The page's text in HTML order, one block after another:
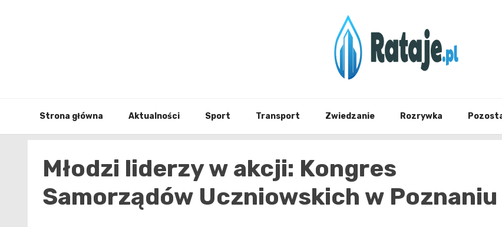
Strona główna Aktualności Sport Transport Zwiedzanie Rozrywka
Młodzi liderzy w akcji: Kongres
Samorządów Uczniowskich w Poznaniu